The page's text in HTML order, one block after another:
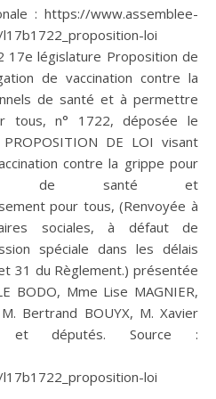
loi
17e législature Proposition de
de vaccination contre la
de santé et à permettre
tous, n° 1722, déposée le
DE LOI visant
contre la grippe pour
de santé et
pour tous, (Renvoyée à
sociales, à défaut de
spéciale dans les délais
31 du Règlement.) présentée
BODO, Mme Lise MAGNIER,
Bertrand BOUYX, M. Xavier
et députés. Source :
loi